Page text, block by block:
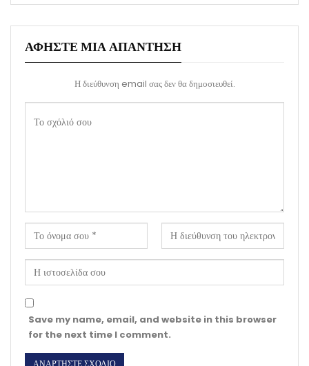
ΑΦΉΣΤΕ ΜΙΑ ΑΠΆΝΤΗΣΗ
Η διεύθυνση email σας δεν θα δημοσιευθεί.
Save my name, email, and website in this browser
for the next time I comment.